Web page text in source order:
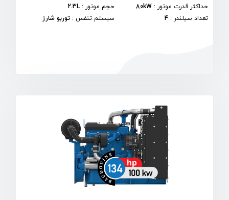
حداکثر قدرت موتور :
80kW حجم موتور :
2.3L
تعداد سیلندر :
4 سیستم تنفس : توربو شارژ